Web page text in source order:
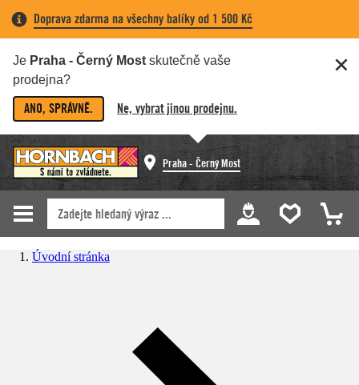
Doprava zdarma na všechny balíky od 1 500 Kč
Je Praha - Černý Most skutečně vaše
prodejna?
ANO, SPRÁVNĚ. Ne, vybrat jinou prodejnu.
Praha - Černý Most
Úvodní stránka